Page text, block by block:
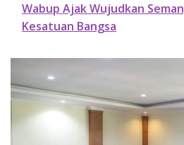
Wabup Ajak Wujudkan
Kesatuan Bangsa